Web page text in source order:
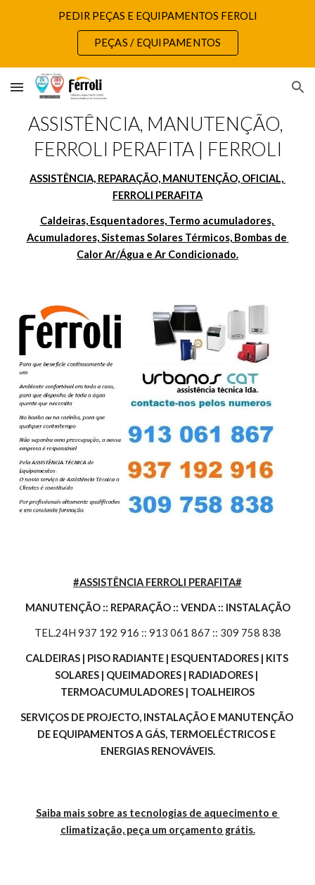
Skip to main content
PEDIR PEÇAS E EQUIPAMENTOS FEROLI
PEÇAS / EQUIPAMENTOS
ASSISTÊNCIA, MANUTENÇÃO,
FERROLI PERAFITA | FERROLI
ASSISTÊNCIA, REPARAÇÃO, MANUTENÇÃO, OFICIAL,
FERROLI PERAFITA
Caldeiras, Esquentadores, Termo acumuladores,
Acumuladores, Sistemas Solares Térmicos, Bombas de
Calor Ar/Água e Ar Condicionado.
#ASSISTÊNCIA FERROLI PERAFITA#
MANUTENÇÃO :: REPARAÇÃO :: VENDA :: INSTALAÇÃO
TEL.24H 937 192 916 :: 913 061 867 :: 309 758 838
CALDEIRAS | PISO RADIANTE | ESQUENTADORES | KITS
SOLARES | QUEIMADORES | RADIADORES |
TERMOACUMULADORES | TOALHEIROS
SERVIÇOS DE PROJECTO, INSTALAÇÃO E MANUTENÇÃO
DE EQUIPAMENTOS A GÁS, TERMOELÉCTRICOS E
ENERGIAS RENOVÁVEIS.
Saiba mais sobre as tecnologias de aquecimento e
climatização, peça um orçamento grátis.